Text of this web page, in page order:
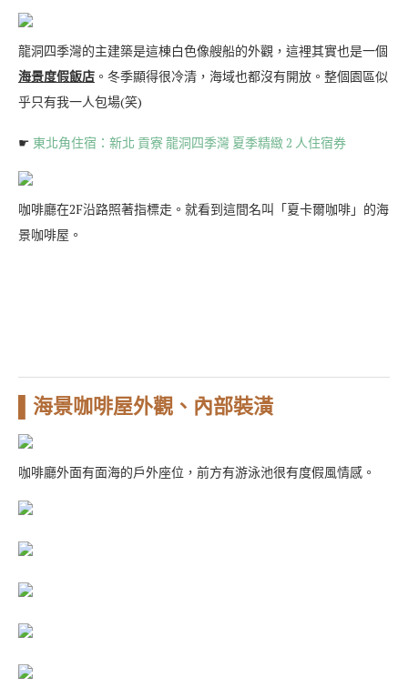
龍洞四季灣的主建築是這棟白色像艘船的外觀，這裡其實也是一個
海景度假飯店 。冬季顯得很冷清，海域也都沒有開放。整個園區似
乎只有我一人包場(笑)
☛ 東北角住宿：新北 貢寮 龍洞四季灣 夏季精緻 2 人住宿券
咖啡廳在2F沿路照著指標走。就看到這間名叫「夏卡爾咖啡」的海
景咖啡屋。
▌海景咖啡屋外觀、內部裝潢
咖啡廳外面有面海的戶外座位，前方有游泳池很有度假風情感。